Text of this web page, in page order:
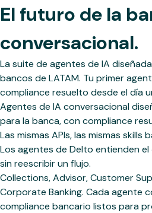
El futuro de la
conversacional.
La suite de agentes de IA
bancos de LATAM. Tu primer
compliance resuelto desde el día
Agentes de IA conversacional
para la banca, con compliance
Las mismas APIs, las mismas skills
Los agentes de Delto entienden
sin reescribir un flujo.
Collections, Advisor, Customer
Corporate Banking. Cada agente
compliance bancario listos para